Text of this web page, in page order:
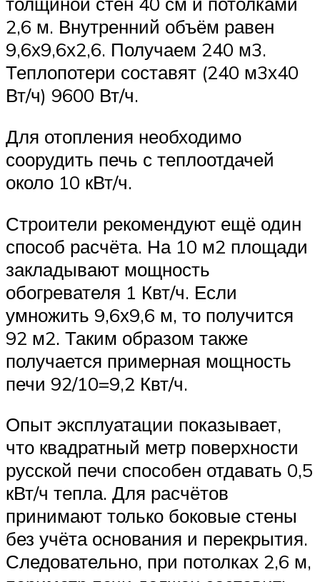
2,6 м. Внутренний объём равен
9,6х9,6х2,6. Получаем 240 м3.
Теплопотери составят (240 м3х40
Вт/ч) 9600 Вт/ч.
Для отопления необходимо
соорудить печь с теплоотдачей
около 10 кВт/ч.
Строители рекомендуют ещё один
способ расчёта. На 10 м2 площади
закладывают мощность
обогревателя 1 Квт/ч. Если
умножить 9,6х9,6 м, то получится
92 м2. Таким образом также
получается примерная мощность
печи 92/10=9,2 Квт/ч.
Опыт эксплуатации показывает,
что квадратный метр поверхности
русской печи способен отдавать 0,5
кВт/ч тепла. Для расчётов
принимают только боковые стены
без учёта основания и перекрытия.
Следовательно, при потолках 2,6 м,